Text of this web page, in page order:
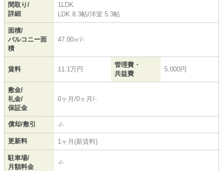
間取り/
詳細
1LDK
LDK 8.3帖/洋室 5.3帖
面積/
バルコニー面
積
47.00㎡/-
賃料 11.1万円
管理費・
共益費
5,000円
敷金/
礼金/
保証金
0ヶ月/0ヶ月/-
償却/敷引 -/-
更新料 1ヶ月(新賃料)
駐車場/
月額料金
-/-